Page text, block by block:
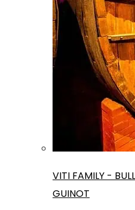
VITI FAMILY -
GUINOT